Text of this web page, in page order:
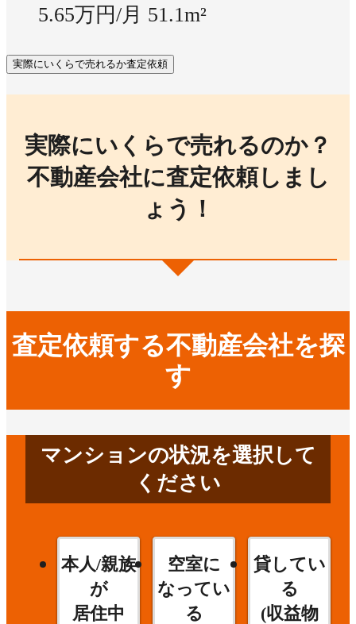
5.65万円/月 51.1m²
実際にいくらで売れるか査定依頼
実際にいくらで売れるのか？
不動産会社に査定依頼しまし
ょう！
査定依頼する不動産会社を探
す
マンションの状況を選択して
ください
本人/親族
が
居住中
空室に
なってい
る
貸してい
る
(収益物